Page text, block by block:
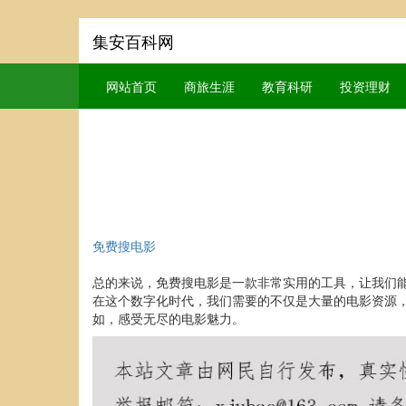
集安百科网
网站首页 商旅生涯 教育科研 投资理财
免费搜电影
总的来说，免费搜电影是一款非常实用的工具，让我
在这个数字化时代，我们需要的不仅是大量的电影资
如，感受无尽的电影魅力。